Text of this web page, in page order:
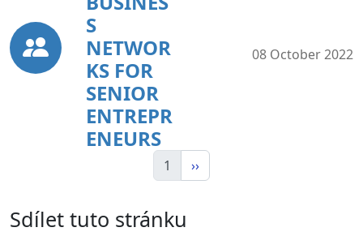
S
NETWOR
KS FOR
SENIOR
ENTREPR
ENEURS
08 October 2022
1 ››
Sdílet tuto stránku